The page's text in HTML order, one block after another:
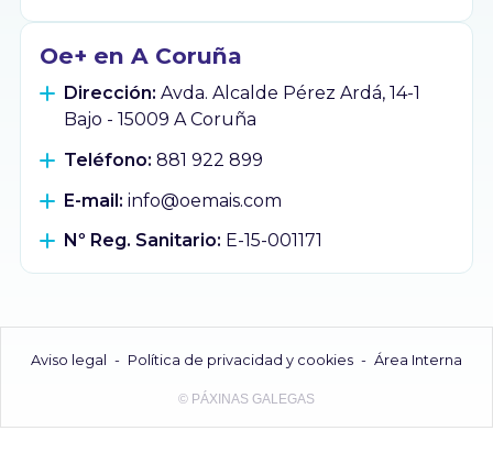
Oe+ en A Coruña
Dirección: Avda. Alcalde Pérez Ardá, 14-1
Bajo - 15009 A Coruña
Teléfono: 881 922 899
E-mail: info@oemais.com
Nº Reg. Sanitario: E-15-001171
Aviso legal - Política de privacidad y cookies - Área Interna
© PÁXINAS GALEGAS